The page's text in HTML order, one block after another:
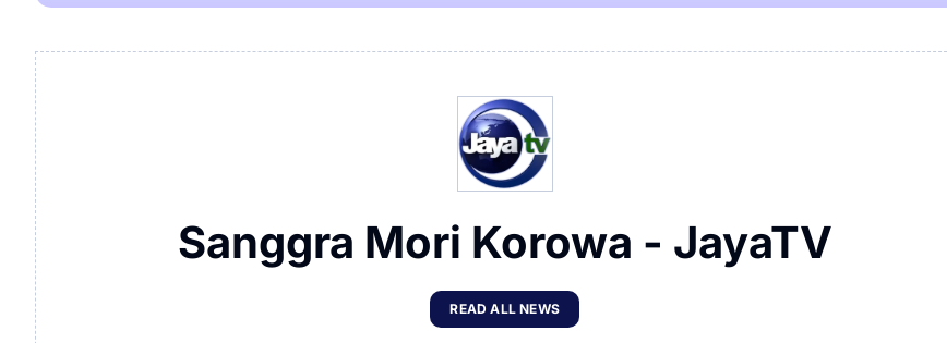
Sanggra Mori Korowa - JayaTV
READ ALL NEWS